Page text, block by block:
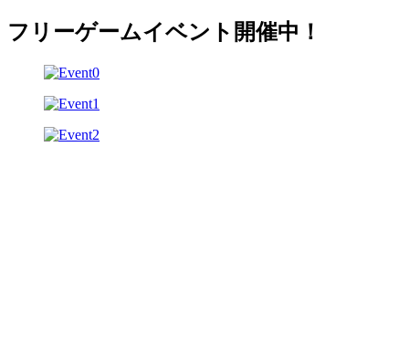
フリーゲームイベント開催中！